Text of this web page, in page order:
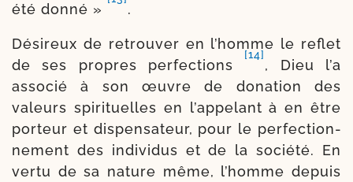
été don­né »
.
Désireux de retrou­ver en l’homme le reflet
de ses propres per­fec­tions
[14]
, Dieu l’a
asso­cié à son œuvre de dona­tion des
valeurs spi­ri­tuelles en l’ap­pe­lant à en être
por­teur et dis­pen­sa­teur, pour le per­fec­tion­
ne­ment des indi­vi­dus et de la socié­té. En
ver­tu de sa nature même, l’homme depuis